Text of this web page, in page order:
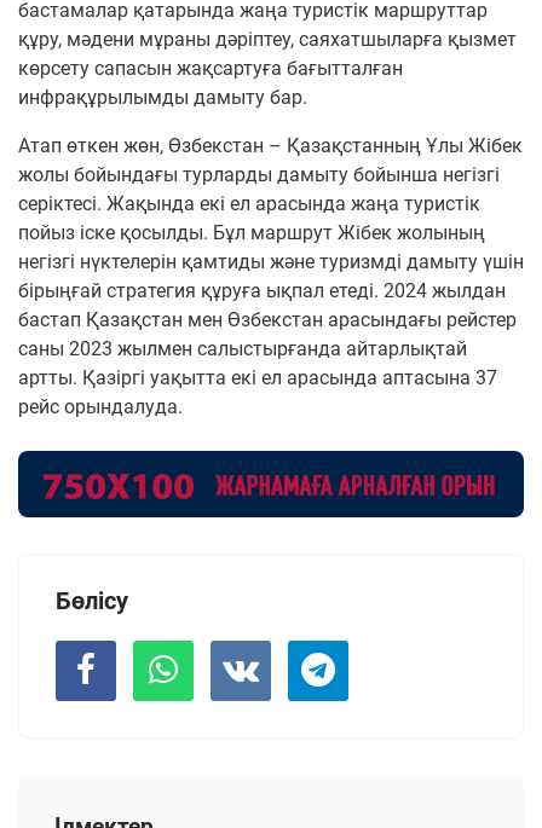
бастамалар қатарында жаңа туристік маршруттар
құру, мәдени мұраны дәріптеу, саяхатшыларға қызмет
көрсету сапасын жақсартуға бағытталған
инфрақұрылымды дамыту бар.
Атап өткен жөн, Өзбекстан – Қазақстанның Ұлы Жібек
жолы бойындағы турларды дамыту бойынша негізгі
серіктесі. Жақында екі ел арасында жаңа туристік
пойыз іске қосылды. Бұл маршрут Жібек жолының
негізгі нүктелерін қамтиды және туризмді дамыту үшін
бірыңғай стратегия құруға ықпал етеді. 2024 жылдан
бастап Қазақстан мен Өзбекстан арасындағы рейстер
саны 2023 жылмен салыстырғанда айтарлықтай
артты. Қазіргі уақытта екі ел арасында аптасына 37
рейс орындалуда.
Бөлісу